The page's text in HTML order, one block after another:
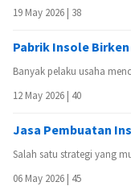
19 May 2026 | 38
Pabrik Insole
Banyak pelaku usaha
12 May 2026 | 40
Jasa Pembuatan
Salah satu strategi yang
06 May 2026 | 45